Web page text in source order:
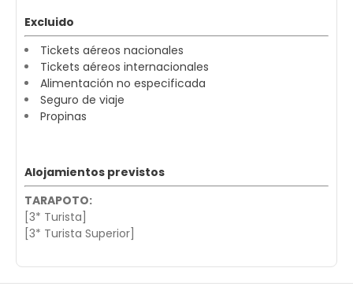
Excluido
Tickets aéreos nacionales
Tickets aéreos internacionales
Alimentación no especificada
Seguro de viaje
Propinas
Alojamientos previstos
TARAPOTO:
[3* Turista]
[3* Turista Superior]